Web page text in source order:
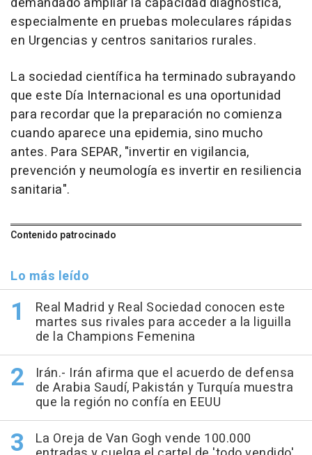
especialmente en pruebas moleculares rápidas
en Urgencias y centros sanitarios rurales.
La sociedad científica ha terminado subrayando
que este Día Internacional es una oportunidad
para recordar que la preparación no comienza
cuando aparece una epidemia, sino mucho
antes. Para SEPAR, "invertir en vigilancia,
prevención y neumología es invertir en resiliencia
sanitaria".
Contenido patrocinado
Lo más leído
Real Madrid y Real Sociedad conocen este
martes sus rivales para acceder a la liguilla
de la Champions Femenina
Irán.- Irán afirma que el acuerdo de defensa
de Arabia Saudí, Pakistán y Turquía muestra
que la región no confía en EEUU
La Oreja de Van Gogh vende 100.000